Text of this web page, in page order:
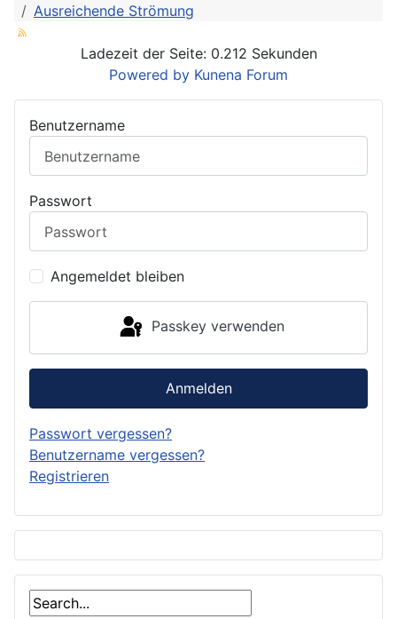
Ausreichende Strömung
Ladezeit der Seite: 0.212 Sekunden
Powered by Kunena Forum
Benutzername
Passwort
Angemeldet bleiben
Passkey verwenden
Anmelden
Passwort vergessen?
Benutzername vergessen?
Registrieren